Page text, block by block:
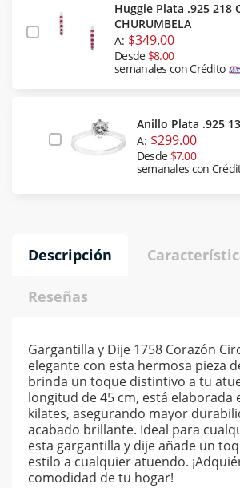
Huggie Plata .925 218
CHURUMBELA
A: $349.00
Desde $8.00
semanales con Crédito
Anillo Plata .925 13
A: $299.00
Desde $7.00
semanales con
Descripción
Reseñas
Gargantilla y Dije 1758 Corazón
elegante con esta hermosa pieza
brinda un toque distintivo a tu
longitud de 45 cm, está elaborada
kilates, asegurando mayor
acabado brillante. Ideal para
esta gargantilla y dije añade un
estilo a cualquier atuendo.
comodidad de tu hogar!